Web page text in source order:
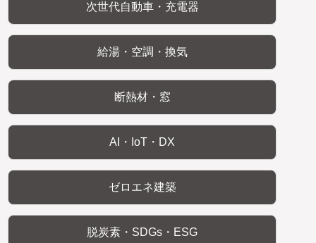
次世代自動車・充電器
給湯・空調・換気
断熱材・窓
AI・IoT・DX
ゼロエネ建築
脱炭素・SDGs・ESG